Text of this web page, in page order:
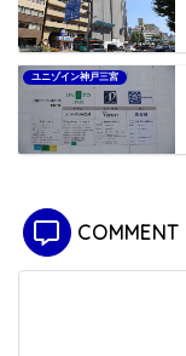
ユニゾイン神戸三宮
COMMENT